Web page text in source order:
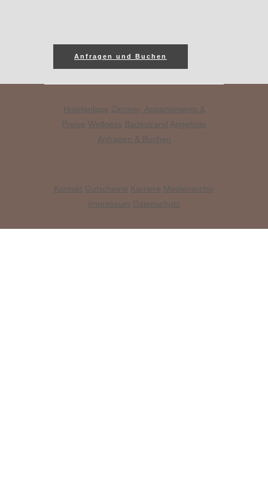
Anfragen und Buchen
Hotelanlage Zimmer, Appartements &
Preise Wellness Badestrand Angebote
Anfragen & Buchen
Kontakt Gutscheine Karriere Medienarchiv
Impressum Datenschutz